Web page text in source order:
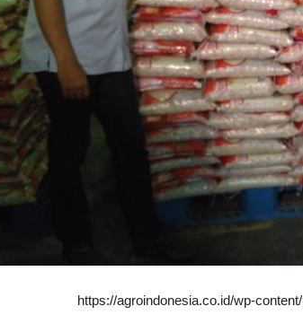
https://agroindonesia.co.id/wp-